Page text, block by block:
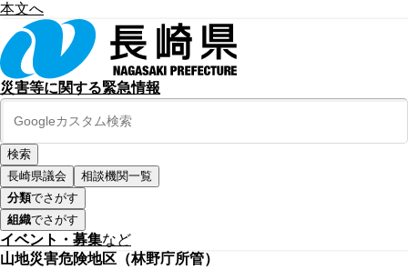
本文へ
災害等に関する緊急情報
長崎県議会
相談機関一覧
分類でさがす
組織でさがす
イベント・募集など
山地災害危険地区（林野庁所管）